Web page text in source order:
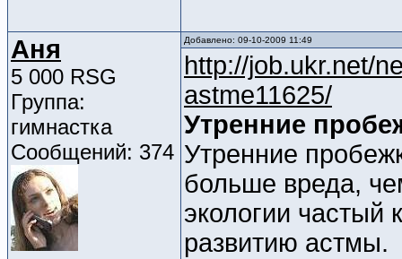
Аня
5 000 RSG
Группа:
гимнастка
Сообщений: 374
Добавлено: 09-10-2009 11:49
http://job.ukr.net/
astme11625/
Утренние
Утренние
больше вреда,
экологии частый
развитию астмы.